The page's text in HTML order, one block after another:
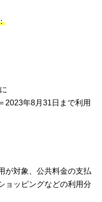
2023年8月31日まで利用
が対象、公共料金の支払
ョッピングなどの利用分